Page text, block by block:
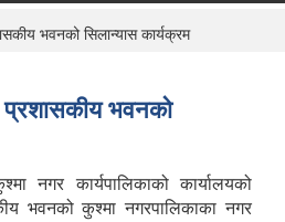
भवनको सिलान्यास कार्यक्रम
प्रशासकीय भवनको
नगर कार्यपालिकाको कार्यालयको
भवनको कुश्मा नगरपालिकाका नगर